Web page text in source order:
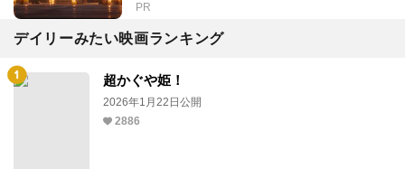
PR
デイリーみたい映画ランキング
超かぐや姫！
2026年1月22日公開
2886